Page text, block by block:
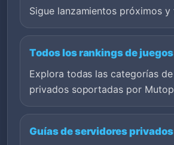
Sigue lanzamientos próximos y
Todos los rankings de juegos
Explora todas las categorías
privados soportadas por
Guías de servidores privados